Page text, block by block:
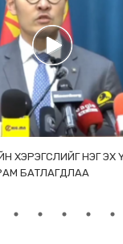
ХЭРЭГСЛИЙГ НЭГ ЭХ
БАТЛАГДЛАА